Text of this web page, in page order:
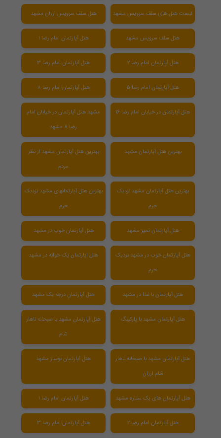
لیست هتل های سلف سرویس مشهد هتل سلف سرویس ارزان مشهد
هتل سلف سرویس مشهد هتل آپارتمان امام رضا ۱
هتل آپارتمان امام رضا ۲ هتل آپارتمان امام رضا 3
هتل آپارتمان امام رضا ۵ هتل آپارتمان امام رضا ۸
هتل آپارتمان در خیابان امام رضا 16
مشهد هتل آپارتمان در خیابان امام
رضا 8 مشهد
بهترین هتل آپارتمان مشهد
بهترین هتل آپارتمان مشهد از نظر
مردم
بهترین هتل آپارتمان مشهد نزدیک
حرم
بهترین هتل آپارتمانهای مشهد نزدیک
حرم
هتل آپارتمان تمیز مشهد هتل آپارتمان خوب در مشهد
هتل آپارتمان خوب در مشهد نزدیک
حرم
هتل اپارتمان یک خوابه در مشهد
هتل آپارتمان با غذا در مشهد هتل آپارتمان درجه یک مشهد
هتل آپارتمان مشهد با پارکینگ
هتل آپارتمان مشهد با صبحانه ناهار
شام
هتل آپارتمان مشهد با صبحانه ناهار
شام ارزان
هتل آپارتمان نوساز مشهد
هتل آپارتمان های یک ستاره مشهد هتل آپارتمان امام رضا ۱
هتل آپارتمان امام رضا ۲ هتل آپارتمان امام رضا 3